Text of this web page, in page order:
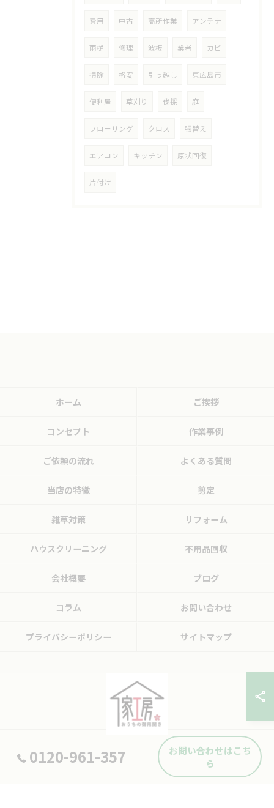
費用 中古 高所作業 アンテナ
雨樋 修理 波板 業者 カビ
掃除 格安 引っ越し 東広島市
便利屋 草刈り 伐採 庭
フローリング クロス 張替え
エアコン キッチン 原状回復
片付け
0120-961-357
お問い合わせはこち
ら
ホーム ご挨拶
コンセプト 作業事例
ご依頼の流れ よくある質問
当店の特徴 剪定
雑草対策 リフォーム
ハウスクリーニング 不用品回収
会社概要 ブログ
コラム お問い合わせ
プライバシーポリシー サイトマップ
© 2026 広島県東広島市の便利屋ならおうちの御用聞き家工房 八本松店 ALL
RIGHTS RESERVED.